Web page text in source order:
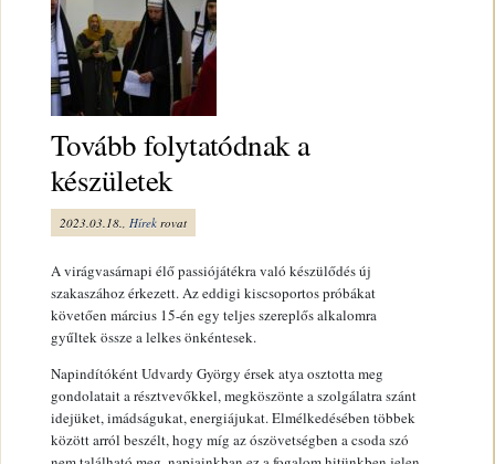
Tovább folytatódnak a
készületek
2023.03.18., Hírek rovat
A virágvasárnapi élő passiójátékra való készülődés új
szakaszához érkezett. Az eddigi kiscsoportos próbákat
követően március 15-én egy teljes szereplős alkalomra
gyűltek össze a lelkes önkéntesek.
Napindítóként Udvardy György érsek atya osztotta meg
gondolatait a résztvevőkkel, megköszönte a szolgálatra szánt
idejüket, imádságukat, energiájukat. Elmélkedésében többek
között arról beszélt, hogy míg az ószövetségben a csoda szó